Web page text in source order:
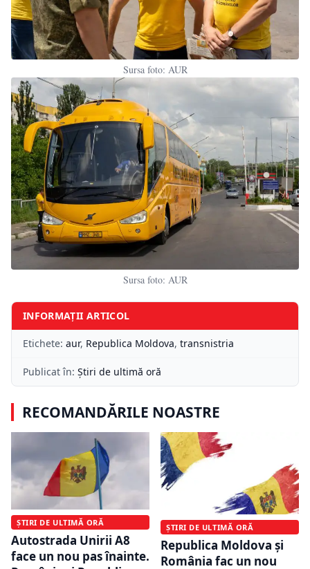
Sursa foto: AUR
Sursa foto: AUR
INFORMAȚII ARTICOL
Etichete: aur, Republica Moldova, transnistria
Publicat în: Știri de ultimă oră
RECOMANDĂRILE NOASTRE
ȘTIRI DE ULTIMĂ ORĂ
Autostrada Unirii A8
face un nou pas înainte.
ȘTIRI DE ULTIMĂ ORĂ
Republica Moldova și
România fac un nou